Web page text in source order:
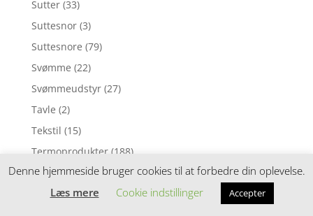
Sutter (33)
Suttesnor (3)
Suttesnore (79)
Svømme (22)
Svømmeudstyr (27)
Tavle (2)
Tekstil (15)
Termoprodukter (188)
Termotøj (2)
Til barnevognen
(134)
Denne hjemmeside bruger cookies til at forbedre din oplevelse.
Læs mere
Cookie indstillinger Accepter